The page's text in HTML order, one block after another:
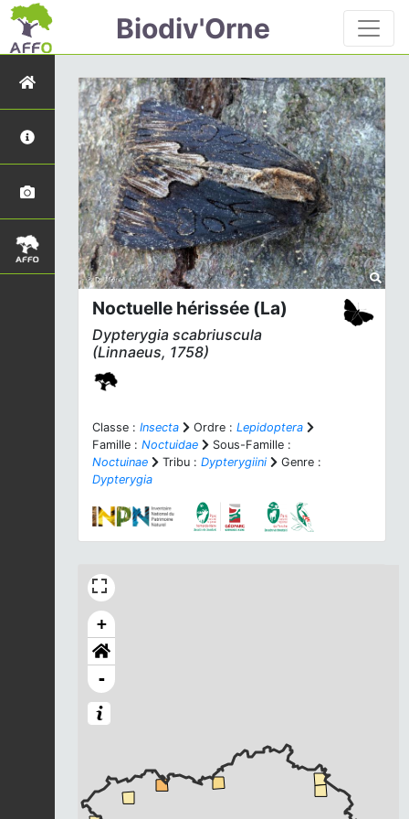
Biodiv'Orne
Noctuelle hérissée (La)
Dypterygia scabriuscula
(Linnaeus, 1758)
Classe : Insecta Ordre : Lepidoptera
Famille : Noctuidae
Sous-Famille :
Noctuinae
Tribu : Dypterygiini
Genre :
Dypterygia
+
-